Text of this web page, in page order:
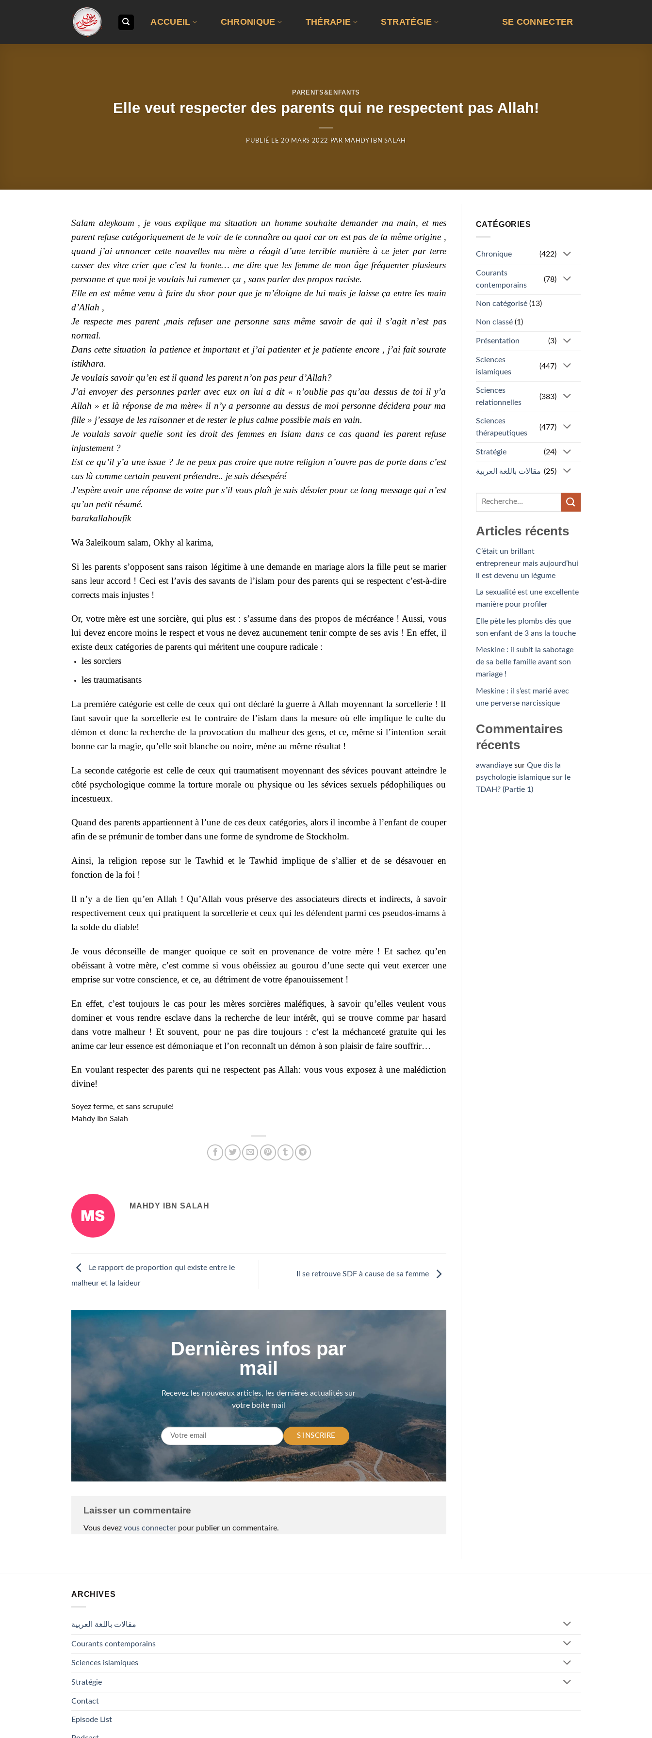
ACCUEIL CHRONIQUE THÉRAPIE STRATÉGIE SE CONNECTER
PARENTS&ENFANTS
Elle veut respecter des parents qui ne respectent pas Allah!
PUBLIÉ LE20 MARS 2022 PAR MAHDY IBN SALAH
Salam aleykoum , je vous explique ma situation un homme souhaite demander ma main, et mes
parent refuse catégoriquement de le voir de le connaître ou quoi car on est pas de la même origine ,
quand j’ai annoncer cette nouvelles ma mère a réagit d’une terrible manière à ce jeter par terre
casser des vitre crier que c’est la honte… me dire que les femme de mon âge fréquenter plusieurs
personne et que moi je voulais lui ramener ça , sans parler des propos raciste.
Elle en est même venu à faire du shor pour que je m’éloigne de lui mais je laisse ça entre les main
d’Allah ,
Je respecte mes parent ,mais refuser une personne sans même savoir de qui il s’agit n’est pas
normal.
Dans cette situation la patience et important et j’ai patienter et je patiente encore , j’ai fait sourate
istikhara.
Je voulais savoir qu’en est il quand les parent n’on pas peur d’Allah?
J’ai envoyer des personnes parler avec eux on lui a dit « n’oublie pas qu’au dessus de toi il y’a
Allah » et là réponse de ma mère« il n’y a personne au dessus de moi personne décidera pour ma
fille » j’essaye de les raisonner et de rester le plus calme possible mais en vain.
Je voulais savoir quelle sont les droit des femmes en Islam dans ce cas quand les parent refuse
injustement ?
Est ce qu’il y’a une issue ? Je ne peux pas croire que notre religion n’ouvre pas de porte dans c’est
cas là comme certain peuvent prétendre.. je suis désespéré
J’espère avoir une réponse de votre par s’il vous plaît je suis désoler pour ce long message qui n’est
qu’un petit résumé.
barakallahoufik
Wa 3aleikoum salam, Okhy al karima,
Si les parents s’opposent sans raison légitime à une demande en mariage alors la fille peut se marier
sans leur accord ! Ceci est l’avis des savants de l’islam pour des parents qui se respectent c’est-à-dire
corrects mais injustes !
Or, votre mère est une sorcière, qui plus est : s’assume dans des propos de mécréance ! Aussi, vous
lui devez encore moins le respect et vous ne devez aucunement tenir compte de ses avis ! En effet, il
existe deux catégories de parents qui méritent une coupure radicale :
les sorciers
les traumatisants
La première catégorie est celle de ceux qui ont déclaré la guerre à Allah moyennant la sorcellerie ! Il
faut savoir que la sorcellerie est le contraire de l’islam dans la mesure où elle implique le culte du
démon et donc la recherche de la provocation du malheur des gens, et ce, même si l’intention serait
bonne car la magie, qu’elle soit blanche ou noire, mène au même résultat !
La seconde catégorie est celle de ceux qui traumatisent moyennant des sévices pouvant atteindre le
côté psychologique comme la torture morale ou physique ou les sévices sexuels pédophiliques ou
incestueux.
Quand des parents appartiennent à l’une de ces deux catégories, alors il incombe à l’enfant de couper
afin de se prémunir de tomber dans une forme de syndrome de Stockholm.
Ainsi, la religion repose sur le Tawhid et le Tawhid implique de s’allier et de se désavouer en
fonction de la foi !
Il n’y a de lien qu’en Allah ! Qu’Allah vous préserve des associateurs directs et indirects, à savoir
respectivement ceux qui pratiquent la sorcellerie et ceux qui les défendent parmi ces pseudos-imams à
la solde du diable!
Je vous déconseille de manger quoique ce soit en provenance de votre mère ! Et sachez qu’en
obéissant à votre mère, c’est comme si vous obéissiez au gourou d’une secte qui veut exercer une
emprise sur votre conscience, et ce, au détriment de votre épanouissement !
En effet, c’est toujours le cas pour les mères sorcières maléfiques, à savoir qu’elles veulent vous
dominer et vous rendre esclave dans la recherche de leur intérêt, qui se trouve comme par hasard
dans votre malheur ! Et souvent, pour ne pas dire toujours : c’est la méchanceté gratuite qui les
anime car leur essence est démoniaque et l’on reconnaît un démon à son plaisir de faire souffrir…
En voulant respecter des parents qui ne respectent pas Allah: vous vous exposez à une malédiction
divine!
Soyez ferme, et sans scrupule!
Mahdy Ibn Salah
MAHDY IBN SALAH
Le rapport de proportion qui existe entre le
malheur et la laideur
Il se retrouve SDF à cause de sa femme
Dernières infos par
mail
Recevez les nouveaux articles, les dernières actualités sur
votre boite mail
S'INSCRIRE
Laisser un commentaire
Vous devez vous connecter pour publier un commentaire.
CATÉGORIES
Chronique (422)
Courants
contemporains
(78)
Non catégorisé(13)
Non classé(1)
Présentation (3)
Sciences
islamiques
(447)
Sciences
relationnelles
(383)
Sciences
thérapeutiques
(477)
Stratégie (24)
مقالات باللغة العربية (25)
Articles récents
C’était un brillant
entrepreneur mais aujourd’hui
il est devenu un légume
La sexualité est une excellente
manière pour profiler
Elle pète les plombs dès que
son enfant de 3 ans la touche
Meskine : il subit la sabotage
de sa belle famille avant son
mariage !
Meskine : il s’est marié avec
une perverse narcissique
Commentaires
récents
awandiayesur Que dis la
psychologie islamique sur le
TDAH? (Partie 1)
ARCHIVES
مقالات باللغة العربية
Courants contemporains
Sciences islamiques
Stratégie
Contact
Episode List